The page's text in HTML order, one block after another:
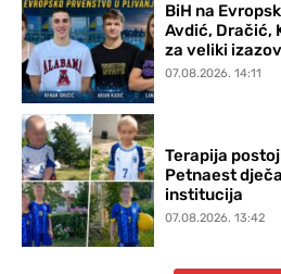
BiH na
Avdić, Dračić,
za veliki izazov
07.08.2026. 14:11
Terapija
Petnaest
institucija
07.08.2026. 13:42